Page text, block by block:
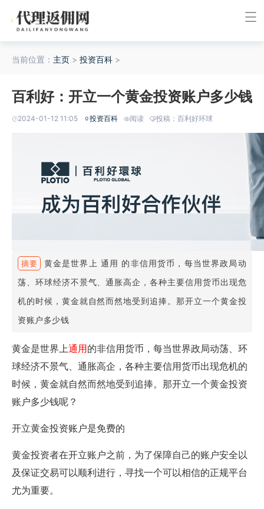
当前位置： 主页 > 投资百科 >
百利好：开立一个黄金投资账户多少钱
2024-01-12 11:05 投资百科 阅读 投稿：百利好环球
摘要
黄金是世界上 通用 的非信用货币，每当世界政局动
荡、环球经济不景气、通胀高企，各种主要信用货币出现危
机的时候，黄金就自然而然地受到追捧。那开立一个黄金投
资账户多少钱
黄金是世界上通用的非信用货币，每当世界政局动荡、环
球经济不景气、通胀高企，各种主要信用货币出现危机的
时候，黄金就自然而然地受到追捧。那开立一个黄金投资
账户多少钱呢？
开立黄金投资账户是免费的
黄金投资者在开立账户之前，为了保障自己的账户安全以
及保证交易可以顺利进行，寻找一个可以相信的正规平台
尤为重要。